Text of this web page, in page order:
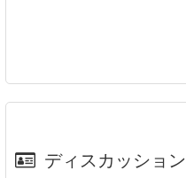
ディスカッション